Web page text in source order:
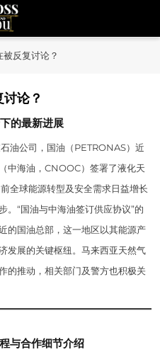
and You
反复讨论？
论？
的最新进展
油公司，国油（PETRONAS）近
中海油，CNOOC）签署了液化天
全球能源转型及安全需求日益增长
。“国油与中海油签订供应协议”的
的国油总部，这一地区以其能源产
发展的关键枢纽。马来西亚天然气
的推动，相关部门及警方也积极关
与合作细节介绍